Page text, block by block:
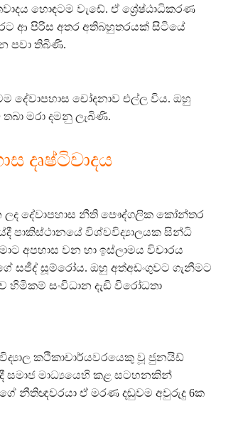
හොඳටම වැඩේ. ඒ ශ්‍රේෂ්ඨාධිකරණ
ආ පිරිස අතර අතිබහුතරයක් සිටියේ
පවා තිබිණි.
දේවාපහාස චෝදනාව එල්ල විය. ඔහු
මරා දමනු ලැබිණි.
දෘෂ්ටිවාදය
ලද දේවාපහාස නීති පෞද්ගලික කෝන්තර
පාකිස්ථානයේ විශ්වවිද්‍යාලයක සින්ධි
අපහාස වන හා ඉස්ලාමය විචාරය
සජීද් සූම්රෝය. ඔහු අත්අඩංගුවට ගැනීමට
හිමිකම් සංවිධාන දැඩි විරෝධතා
කථිකාචාර්යවරයෙකු වූ ජුනයිඩ්
සමාජ මාධ්‍යයෙහි කළ සටහනකින්
නීතිඥවරයා ඒ මරණ දඬුවම අවුරුදු 6ක